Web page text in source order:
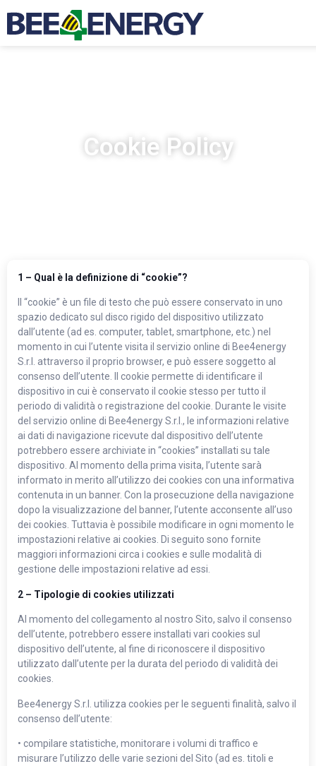
Cookie Policy
1 – Qual è la definizione di “cookie”?
Il “cookie” è un file di testo che può essere conservato in uno
spazio dedicato sul disco rigido del dispositivo utilizzato
dall’utente (ad es. computer, tablet, smartphone, etc.) nel
momento in cui l’utente visita il servizio online di Bee4energy
S.r.l. attraverso il proprio browser, e può essere soggetto al
consenso dell’utente. Il cookie permette di identificare il
dispositivo in cui è conservato il cookie stesso per tutto il
periodo di validità o registrazione del cookie. Durante le visite
del servizio online di Bee4energy S.r.l., le informazioni relative
ai dati di navigazione ricevute dal dispositivo dell’utente
potrebbero essere archiviate in “cookies” installati su tale
dispositivo. Al momento della prima visita, l’utente sarà
informato in merito all’utilizzo dei cookies con una informativa
contenuta in un banner. Con la prosecuzione della navigazione
dopo la visualizzazione del banner, l’utente acconsente all’uso
dei cookies. Tuttavia è possibile modificare in ogni momento le
impostazioni relative ai cookies. Di seguito sono fornite
maggiori informazioni circa i cookies e sulle modalità di
gestione delle impostazioni relative ad essi.
2 – Tipologie di cookies utilizzati
Al momento del collegamento al nostro Sito, salvo il consenso
dell’utente, potrebbero essere installati vari cookies sul
dispositivo dell’utente, al fine di riconoscere il dispositivo
utilizzato dall’utente per la durata del periodo di validità dei
cookies.
Bee4energy S.r.l. utilizza cookies per le seguenti finalità, salvo il
consenso dell’utente:
• compilare statistiche, monitorare i volumi di traffico e
misurare l’utilizzo delle varie sezioni del Sito (ad es. titoli e